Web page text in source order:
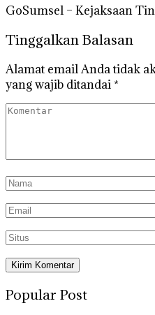
GoSumsel – Kejaksaan
Tinggalkan Balasan
Alamat email Anda tidak
yang wajib ditandai *
Popular Post